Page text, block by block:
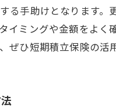
る手助けとなります
イミングや金額をよ
ひ短期積立保険の活